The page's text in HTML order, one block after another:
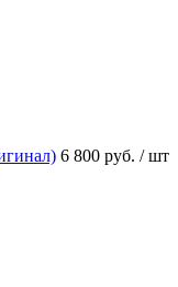
6 800 руб. / шт